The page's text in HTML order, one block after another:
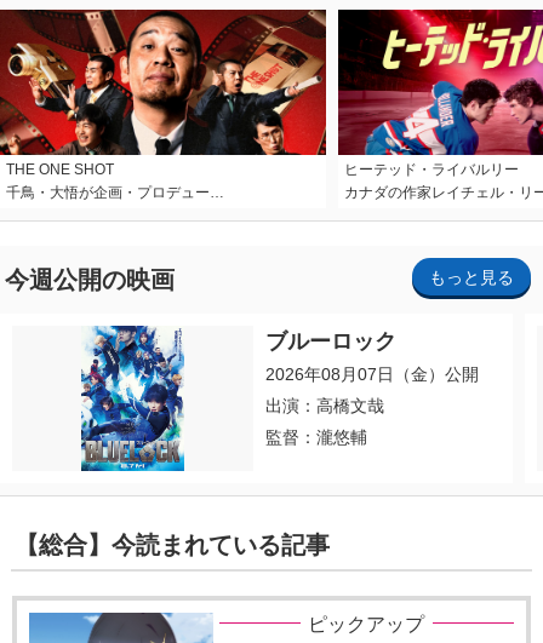
THE ONE SHOT
千鳥・大悟が企画・プロデュー…
ヒーテッド・ライバルリー
カナダの作家レイチェル・リ
今週公開の映画 もっと見る
ブルーロック
2026年08月07日（金）公開
出演：高橋文哉
監督：瀧悠輔
【総合】今読まれている記事
ピックアップ